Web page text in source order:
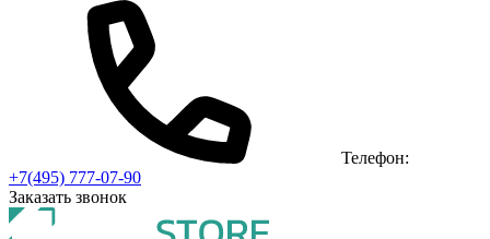
Телефон:
+7(495) 777-07-90
Заказать звонок